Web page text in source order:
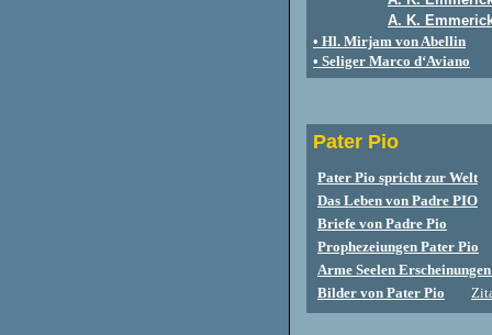
A. K.
• Hl. Mirjam von Abellin
• Seliger Marco d‘Aviano
Pater Pio
Pater Pio spricht zur Welt
Das Leben von Padre PIO
Briefe von Padre Pio
Prophezeiungen Pater Pio
Arme Seelen
Bilder von Pater Pio